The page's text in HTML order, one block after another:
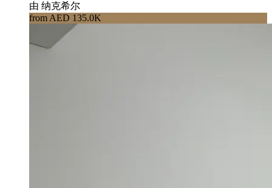
由 纳克希尔
from AED 135.0K